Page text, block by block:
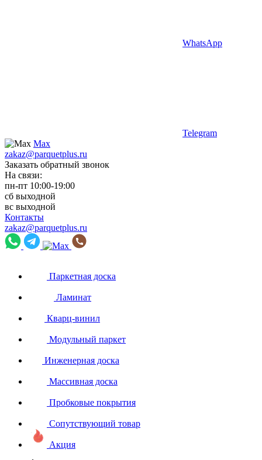
WhatsApp
Telegram
Max
zakaz@parquetplus.ru
Заказать обратный звонок
На связи:
пн-пт 10:00-19:00
сб выходной
вс выходной
Контакты
zakaz@parquetplus.ru
Паркетная доска
Ламинат
Кварц-винил
Модульный паркет
Инженерная доска
Массивная доска
Пробковые покрытия
Сопутствующий товар
Акция